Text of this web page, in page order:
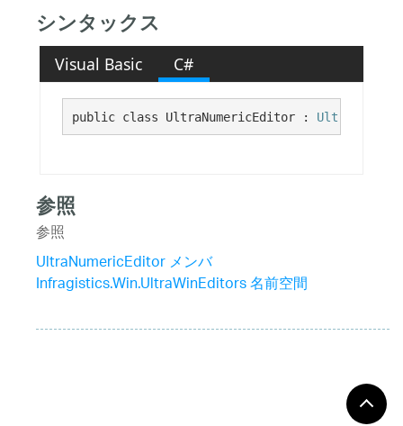
シンタックス
Visual Basic C#
public class UltraNumericEditor :
参照
参照
UltraNumericEditor メンバ
Infragistics.Win.UltraWinEditors 名前空間